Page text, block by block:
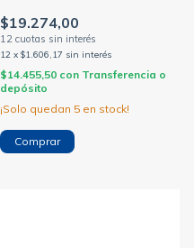
$19.274,00
12 x $1.606,17 sin interés
$14.455,50 con Transferencia o
depósito
¡Solo quedan 5 en stock!